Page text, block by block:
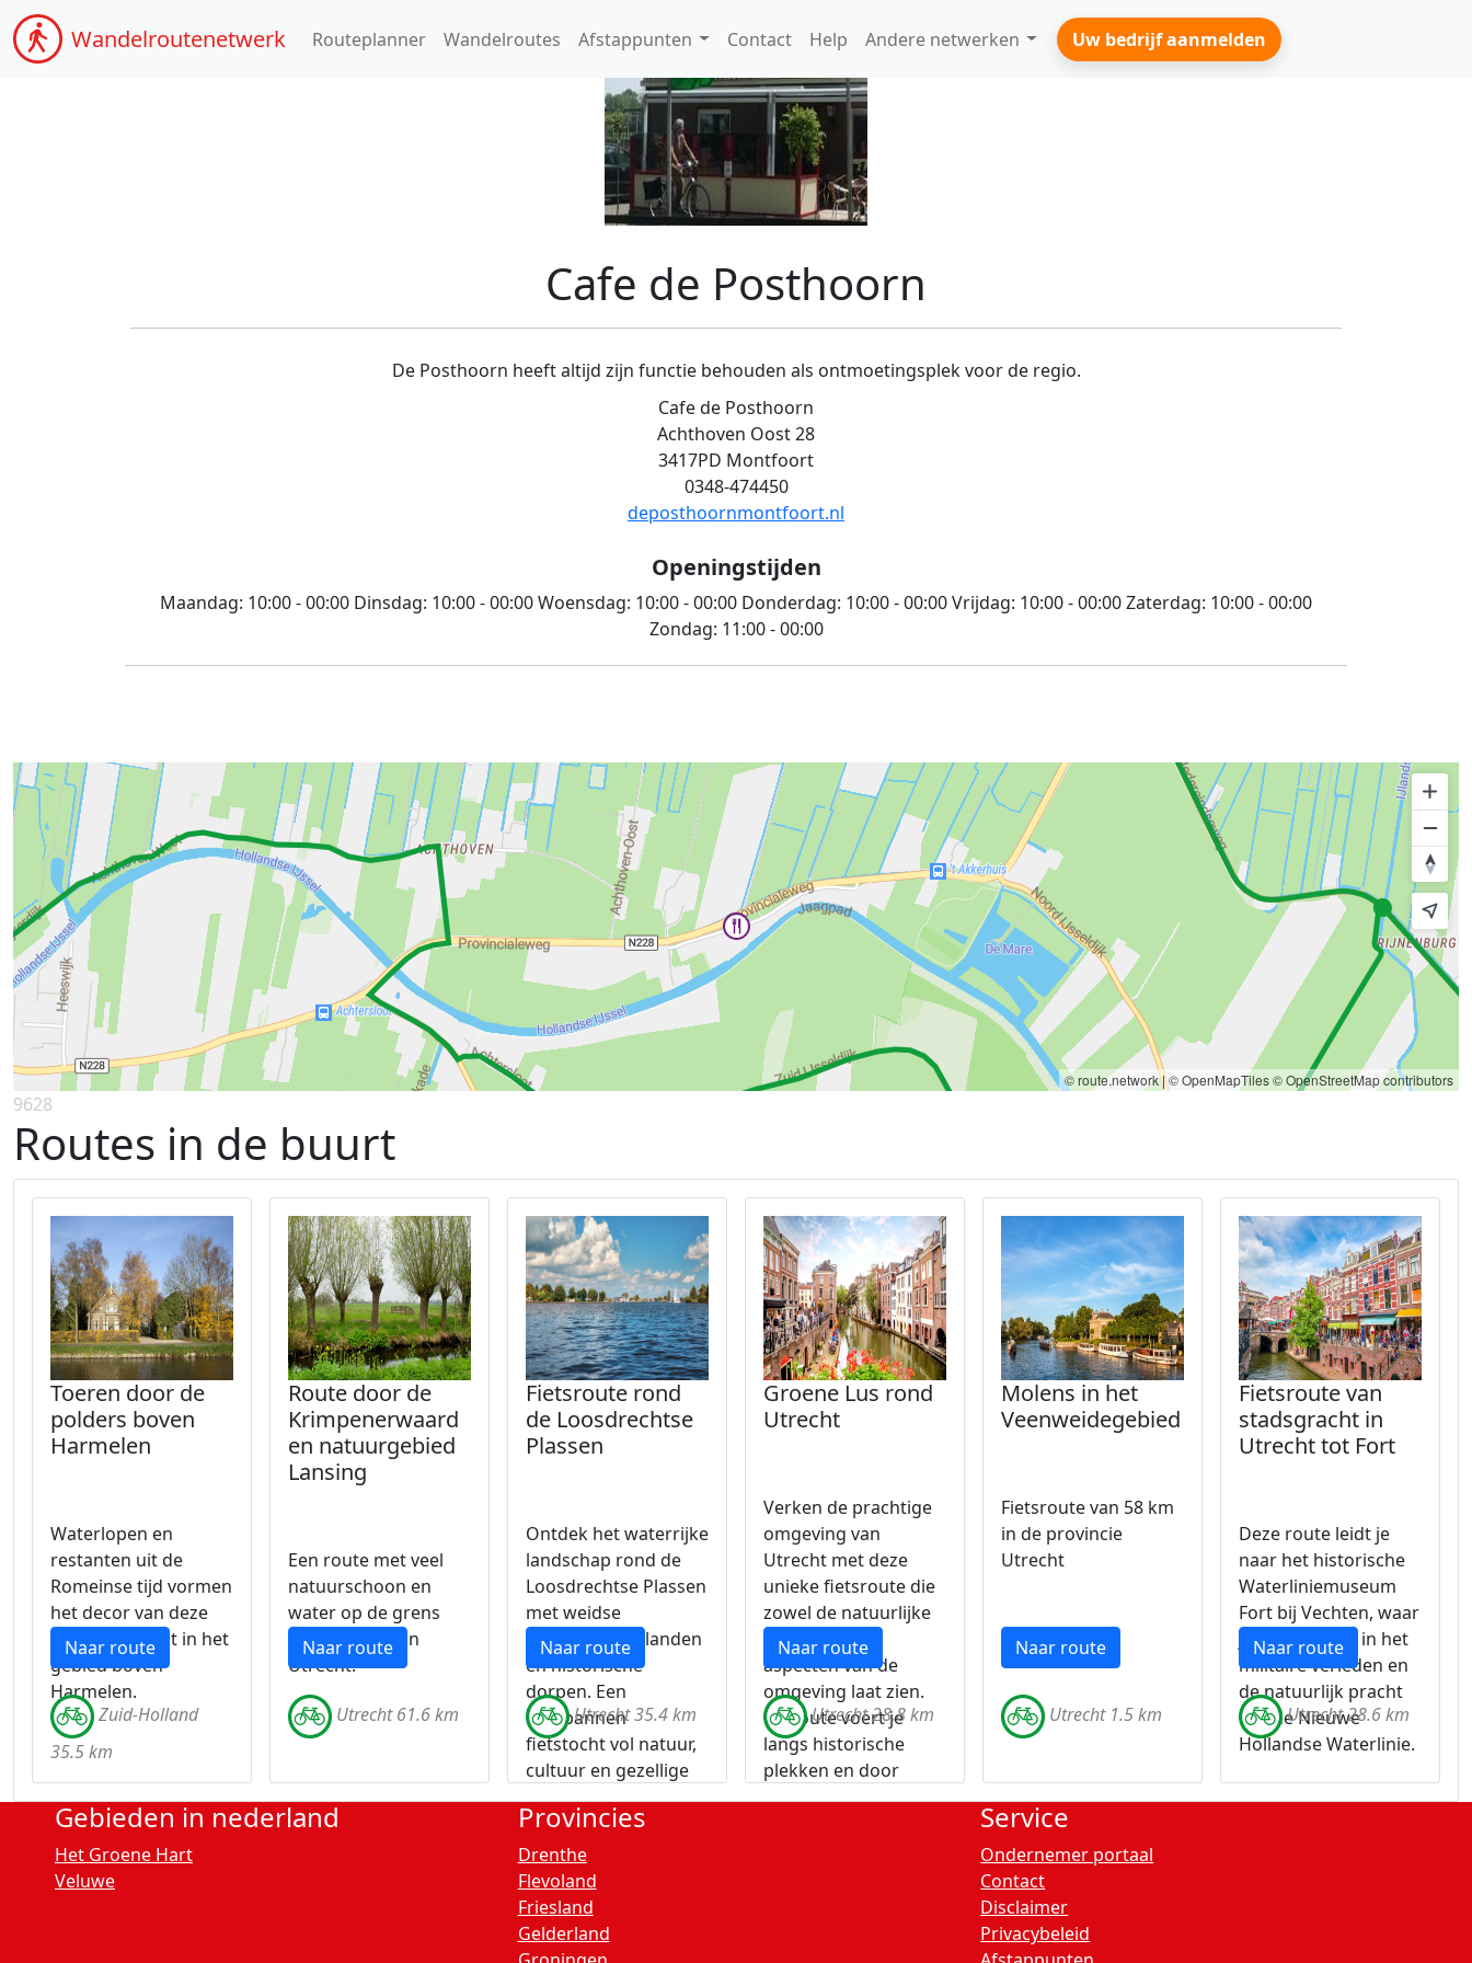
Wandelroutenetwerk Routeplanner Wandelroutes Afstappunten Contact Help Andere netwerken Uw bedrijf aanmelden
Cafe de Posthoorn
De Posthoorn heeft altijd zijn functie behouden als ontmoetingsplek voor de regio.
Cafe de Posthoorn
Achthoven Oost 28
3417PD Montfoort
0348-474450
deposthoornmontfoort.nl
Openingstijden
Maandag: 10:00 - 00:00 Dinsdag: 10:00 - 00:00Woensdag: 10:00 - 00:00 Donderdag: 10:00 - 00:00Vrijdag: 10:00 - 00:00Zaterdag: 10:00 - 00:00
Zondag: 11:00 - 00:00
© route.network|© OpenMapTiles© OpenStreetMap contributors
9628
Routes in de buurt
Toeren door de
polders boven
Harmelen
Waterlopen en
restanten uit de
Romeinse tijd vormen
het decor van deze
open fietstocht in het
gebied boven
Harmelen.
Naar route
Zuid-Holland
35.5 km
Route door de
Krimpenerwaard
en natuurgebied
Lansing
Een route met veel
natuurschoon en
water op de grens
Zuid-Holland en
Utrecht.
Naar route
Utrecht 61.6 km
Fietsroute rond
de Loosdrechtse
Plassen
Ontdek het waterrijke
landschap rond de
Loosdrechtse Plassen
met weidse
uitzichten, rietlanden
en historische
dorpen. Een
ontspannen
fietstocht vol natuur,
cultuur en gezellige
tussenstops.
Naar route
Utrecht 35.4 km
Groene Lus rond
Utrecht
Verken de prachtige
omgeving van
Utrecht met deze
unieke fietsroute die
zowel de natuurlijke
als stedelijke
aspecten van de
omgeving laat zien.
De route voert je
langs historische
plekken en door
groene parken,
Naar route
Utrecht 28.8 km
Molens in het
Veenweidegebied
Fietsroute van 58 km
in de provincie
Utrecht
Naar route
Utrecht 1.5 km
Fietsroute van
stadsgracht in
Utrecht tot Fort
Deze route leidt je
naar het historische
Waterliniemuseum
Fort bij Vechten, waar
je kunt duiken in het
militaire verleden en
de natuurlijk pracht
van de Nieuwe
Hollandse Waterlinie.
Naar route
Utrecht 28.6 km
Gebieden in nederland
Het Groene Hart
Veluwe
Provincies
Drenthe
Flevoland
Friesland
Gelderland
Service
Ondernemer portaal
Contact
Disclaimer
Privacybeleid